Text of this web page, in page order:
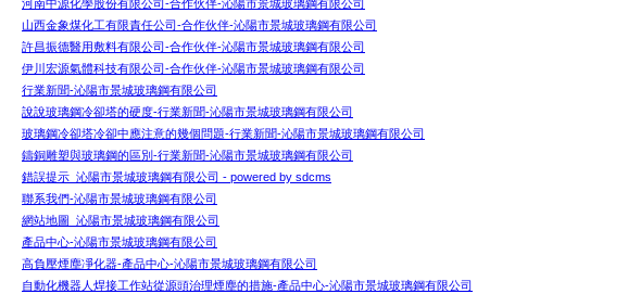
河南中源化學股份有限公司-合作伙伴-沁陽市景城玻璃鋼有限公司
山西金象煤化工有限責任公司-合作伙伴-沁陽市景城玻璃鋼有限公司
許昌振德醫用敷料有限公司-合作伙伴-沁陽市景城玻璃鋼有限公司
伊川宏源氣體科技有限公司-合作伙伴-沁陽市景城玻璃鋼有限公司
行業新聞-沁陽市景城玻璃鋼有限公司
說說玻璃鋼冷卻塔的硬度-行業新聞-沁陽市景城玻璃鋼有限公司
玻璃鋼冷卻塔冷卻中應注意的幾個問題-行業新聞-沁陽市景城玻璃鋼有限公司
鑄銅雕塑與玻璃鋼的區別-行業新聞-沁陽市景城玻璃鋼有限公司
錯誤提示_沁陽市景城玻璃鋼有限公司 - powered by sdcms
聯系我們-沁陽市景城玻璃鋼有限公司
網站地圖_沁陽市景城玻璃鋼有限公司
產品中心-沁陽市景城玻璃鋼有限公司
高負壓煙塵凈化器-產品中心-沁陽市景城玻璃鋼有限公司
自動化機器人焊接工作站從源頭治理煙塵的措施-產品中心-沁陽市景城玻璃鋼有限公司